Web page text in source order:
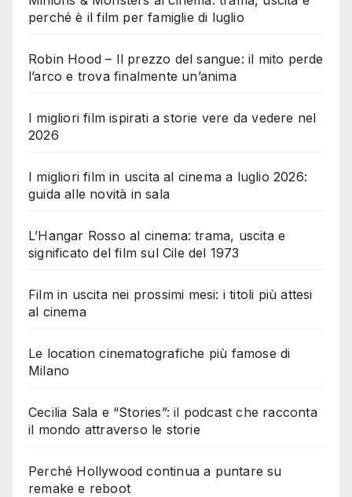
perché è il film per famiglie di luglio
Robin Hood – Il prezzo del sangue: il mito perde
l’arco e trova finalmente un’anima
I migliori film ispirati a storie vere da vedere nel
2026
I migliori film in uscita al cinema a luglio 2026:
guida alle novità in sala
L’Hangar Rosso al cinema: trama, uscita e
significato del film sul Cile del 1973
Film in uscita nei prossimi mesi: i titoli più attesi
al cinema
Le location cinematografiche più famose di
Milano
Cecilia Sala e “Stories”: il podcast che racconta
il mondo attraverso le storie
Perché Hollywood continua a puntare su
remake e reboot